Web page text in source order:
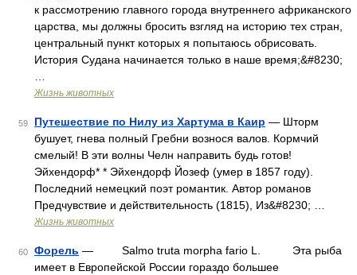
к рассмотрению главного города внутреннего африканского
царства, мы должны бросить взгляд на историю тех стран,
центральный пункт которых я попытаюсь обрисовать.
История Судана начинается только в наше время;&#8230;
Жизнь животных
59 Путешествие по Нилу из Хартума в Каир — Шторм
бушует, гнева полный Гребни вознося валов. Кормчий
смелый! В эти волны Челн направить будь готов!
Эйхендорф* * Эйхендорф Йозеф (умер в 1857 году).
Последний немецкий поэт романтик. Автор романов
Предчувствие и действительность (1815), Из&#8230; …
Жизнь животных
60 Форель — Salmo truta morpha fario L. Эта рыба
имеет в Европейской России гораздо большее